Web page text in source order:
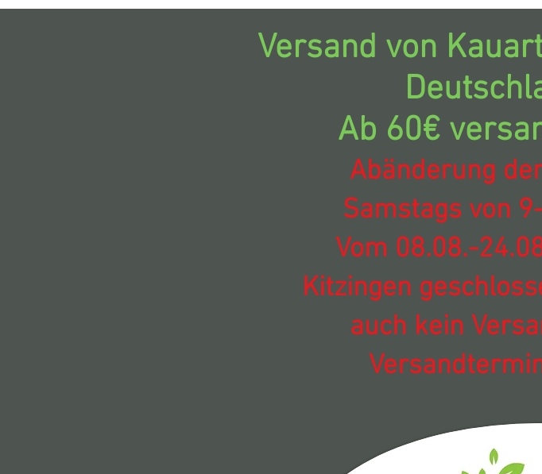
Versand von
Ab 60€
Abänderung
Samstags von
Vom 08.08.-
Kitzingen
auch kein